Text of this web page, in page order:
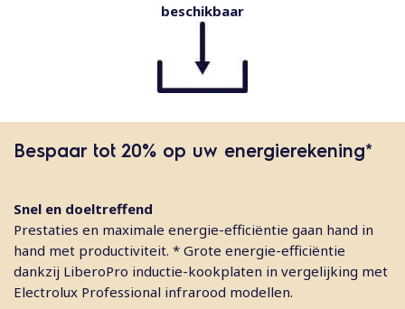
beschikbaar
Bespaar tot 20% op uw energierekening*
Snel en doeltreffend
Prestaties en maximale energie-efficiëntie gaan hand in
hand met productiviteit. * Grote energie-efficiëntie
dankzij LiberoPro inductie-kookplaten in vergelijking met
Electrolux Professional infrarood modellen.